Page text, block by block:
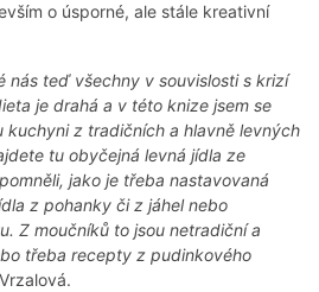
o úsporné, ale stále kreativní
nás teď všechny v souvislosti s krizí
je drahá a v této knize jsem se
kuchyni z tradičních a hlavně levných
tu obyčejná levná jídla ze
jako je třeba nastavovaná
z pohanky či z jáhel nebo
Z moučníků to jsou netradiční a
třeba recepty z pudinkového